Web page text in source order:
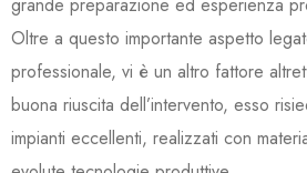
Oltre a questo importante aspetto
professionale, vi è un altro fattore
buona riuscita dell’intervento, esso
impianti eccellenti, realizzati con